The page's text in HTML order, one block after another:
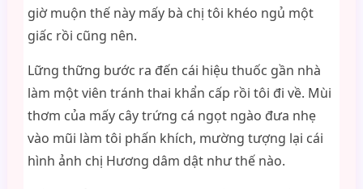
giờ muộn thế này mấy bà chị tôi khéo ngủ một
giấc rồi cũng nên.
Lững thững bước ra đến cái hiệu thuốc gần nhà
làm một viên tránh thai khẩn cấp rồi tôi đi về. Mùi
thơm của mấy cây trứng cá ngọt ngào đưa nhẹ
vào mũi làm tôi phấn khích, mường tượng lại cái
hình ảnh chị Hương dâm dật như thế nào.